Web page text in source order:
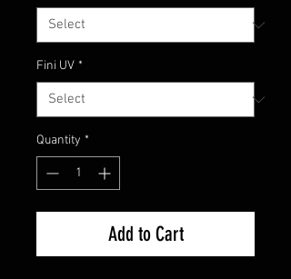
Fini UV *
Quantity *
Add to Cart